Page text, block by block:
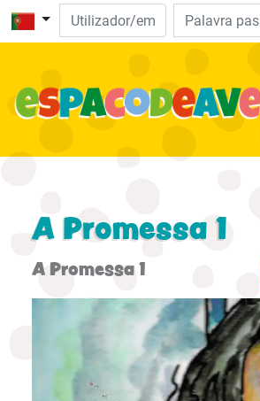
Aventuras da Bíblia
Aventuras
A Promessa 1
A Promessa 1